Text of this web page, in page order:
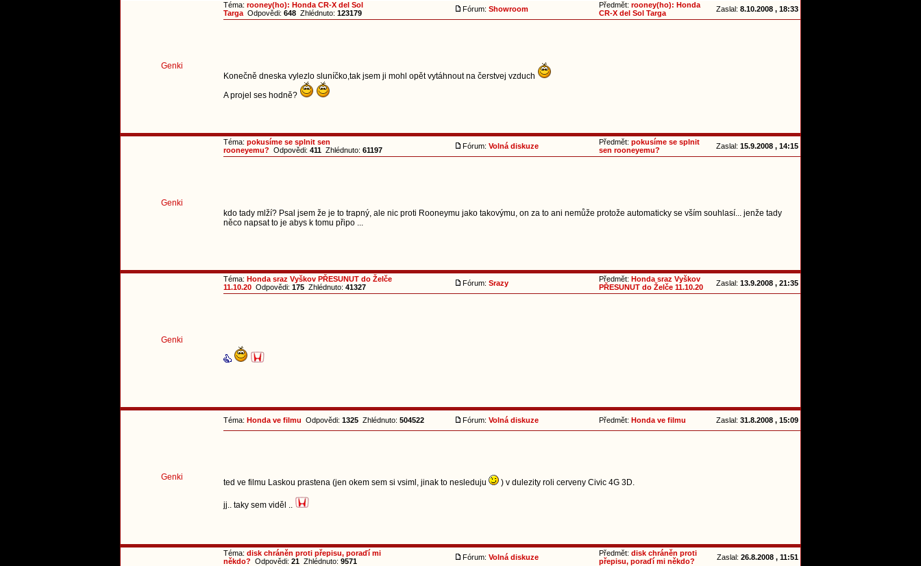
Genki
Téma: rooney(ho): Honda CR-X del Sol
Targa Odpovědi: 648 Zhlédnuto: 123179 Fórum: Showroom Předmět: rooney(ho): Honda
CR-X del Sol Targa
Zaslal: 8.10.2008 , 18:33
Konečně dneska vylezlo sluníčko,tak jsem ji mohl opět vytáhnout na čerstvej vzduch
A projel ses hodně?
Genki
Téma: pokusíme se splnit sen
rooneyemu? Odpovědi: 411 Zhlédnuto: 61197 Fórum: Volná diskuze Předmět: pokusíme se splnit
sen rooneyemu?
Zaslal: 15.9.2008 , 14:15
kdo tady mlží? Psal jsem že je to trapný, ale nic proti Rooneymu jako takovýmu, on za to ani nemůže protože automaticky se vším souhlasí... jenže tady
něco napsat to je abys k tomu připo ...
Genki
Téma: Honda sraz Vyškov PŘESUNUT do Želče
11.10.20 Odpovědi: 175 Zhlédnuto: 41327 Fórum: Srazy Předmět: Honda sraz Vyškov
PŘESUNUT do Želče 11.10.20
Zaslal: 13.9.2008 , 21:35
Genki
Téma: Honda ve filmu Odpovědi: 1325 Zhlédnuto: 504522 Fórum: Volná diskuze Předmět: Honda ve filmu Zaslal: 31.8.2008 , 15:09
ted ve filmu Laskou prastena (jen okem sem si vsiml, jinak to nesleduju ) v dulezity roli cerveny Civic 4G 3D.
jj.. taky sem viděl ..
Téma: disk chráněn proti přepisu, poraďí mi
někdo? Odpovědi: 21 Zhlédnuto: 9571 Fórum: Volná diskuze Předmět: disk chráněn proti
přepisu, poraďí mi někdo?
Zaslal: 26.8.2008 , 11:51